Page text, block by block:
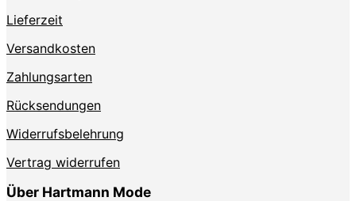
Lieferzeit
Versandkosten
Zahlungsarten
Rücksendungen
Widerrufsbelehrung
Vertrag widerrufen
Über Hartmann Mode